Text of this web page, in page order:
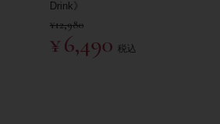
Drink》
¥12,980
¥6,490 税込